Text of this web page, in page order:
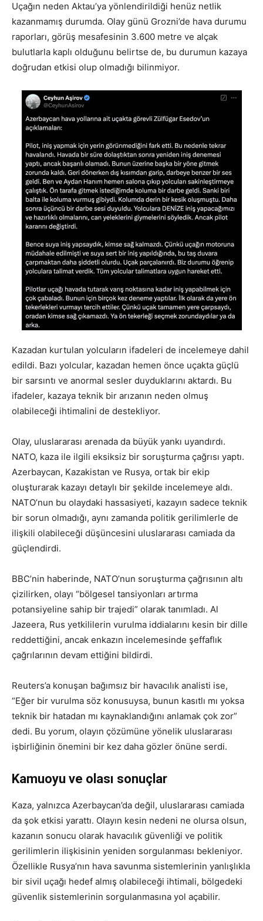
Uçağın neden Aktau’ya yönlendirildiği henüz netlik
kazanmamış durumda. Olay günü Grozni’de hava durumu
raporları, görüş mesafesinin 3.600 metre ve alçak
bulutlarla kaplı olduğunu belirtse de, bu durumun kazaya
doğrudan etkisi olup olmadığı bilinmiyor.
Kazadan kurtulan yolcuların ifadeleri de incelemeye dahil
edildi. Bazı yolcular, kazadan hemen önce uçakta güçlü
bir sarsıntı ve anormal sesler duyduklarını aktardı. Bu
ifadeler, kazaya teknik bir arızanın neden olmuş
olabileceği ihtimalini de destekliyor.
Olay, uluslararası arenada da büyük yankı uyandırdı.
NATO, kaza ile ilgili eksiksiz bir soruşturma çağrısı yaptı.
Azerbaycan, Kazakistan ve Rusya, ortak bir ekip
oluşturarak kazayı detaylı bir şekilde incelemeye aldı.
NATO’nun bu olaydaki hassasiyeti, kazayın sadece teknik
bir sorun olmadığı, aynı zamanda politik gerilimlerle de
ilişkili olabileceği düşüncesini uluslararası camiada da
güçlendirdi.
BBC’nin haberinde, NATO’nun soruşturma çağrısının altı
çizilirken, olayı “bölgesel tansiyonları artırma
potansiyeline sahip bir trajedi” olarak tanımladı. Al
Jazeera, Rus yetkililerin vurulma iddialarını kesin bir dille
reddettiğini, ancak enkazın incelemesinde şeffaflık
çağrılarının devam ettiğini bildirdi.
Reuters’a konuşan bağımsız bir havacılık analisti ise,
“Eğer bir vurulma söz konusuysa, bunun kasıtlı mı yoksa
teknik bir hatadan mı kaynaklandığını anlamak çok zor”
dedi. Bu yorum, olayın çözümüne yönelik uluslararası
işbirliğinin önemini bir kez daha gözler önüne serdi.
Kamuoyu ve olası sonuçlar
Kaza, yalnızca Azerbaycan’da değil, uluslararası camiada
da şok etkisi yarattı. Olayın kesin nedeni ne olursa olsun,
kazanın sonucu olarak havacılık güvenliği ve politik
gerilimlerin ilişkisinin yeniden sorgulanması bekleniyor.
Özellikle Rusya’nın hava savunma sistemlerinin yanlışlıkla
bir sivil uçağı hedef almış olabileceği ihtimali, bölgedeki
güvenlik sistemlerinin sorgulanmasına yol açabilir.